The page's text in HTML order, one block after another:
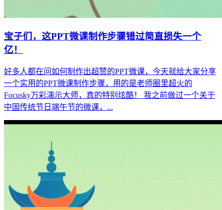
宝子们，这PPT微课制作步骤错过简直损失一个
亿！
好多人都在问如何制作出超赞的PPT微课，今天就给大家分享
一个实用的PPT微课制作步骤，用的是老师圈里超火的
Focusky万彩演示大师，真的特别炫酷！ 我之前做过一个关于
中国传统节日端午节的微课，...